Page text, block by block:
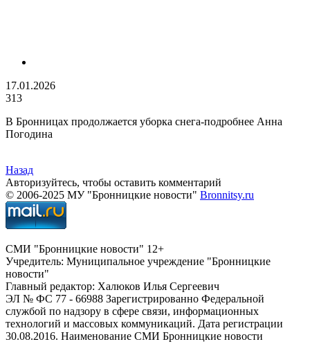
17.01.2026
313
В Бронницах продолжается уборка снега-подробнее Анна
Погодина
Назад
Авторизуйтесь, чтобы оставить комментарий
© 2006-2025 МУ "Бронницкие новости" Bronnitsy.ru
СМИ "Бронницкие новости" 12+
Учредитель: Муниципальное учреждение "Бронницкие
новости"
Главный редактор: Халюков Илья Сергеевич
ЭЛ № ФС 77 - 66988 Зарегистрированно Федеральной
службой по надзору в сфере связи, информационных
технологий и массовых коммуникаций. Дата регистрации
30.08.2016. Наименование СМИ Бронницкие новости